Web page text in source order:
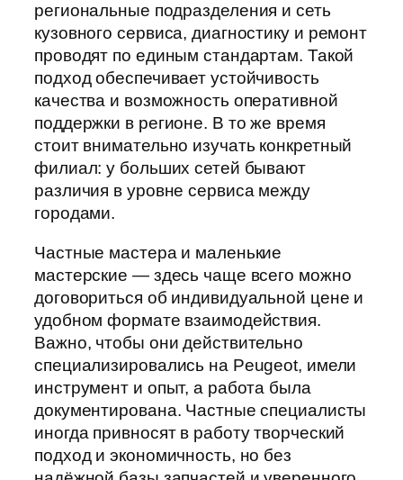
региональные подразделения и сеть
кузовного сервиса, диагностику и ремонт
проводят по единым стандартам. Такой
подход обеспечивает устойчивость
качества и возможность оперативной
поддержки в регионе. В то же время
стоит внимательно изучать конкретный
филиал: у больших сетей бывают
различия в уровне сервиса между
городами.
Частные мастера и маленькие
мастерские — здесь чаще всего можно
договориться об индивидуальной цене и
удобном формате взаимодействия.
Важно, чтобы они действительно
специализировались на Peugeot, имели
инструмент и опыт, а работа была
документирована. Частные специалисты
иногда привносят в работу творческий
подход и экономичность, но без